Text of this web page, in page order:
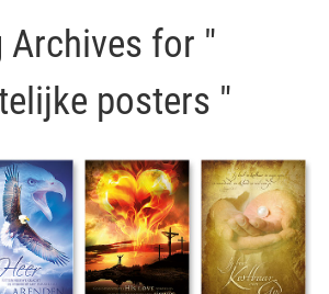
Archives for "
posters "